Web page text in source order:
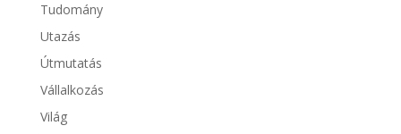
Tudomány
Utazás
Útmutatás
Vállalkozás
Világ